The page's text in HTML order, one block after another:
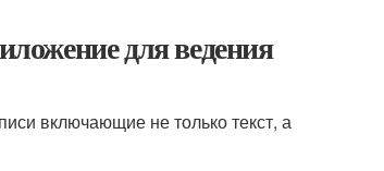
для ведения
включающие не только текст, а